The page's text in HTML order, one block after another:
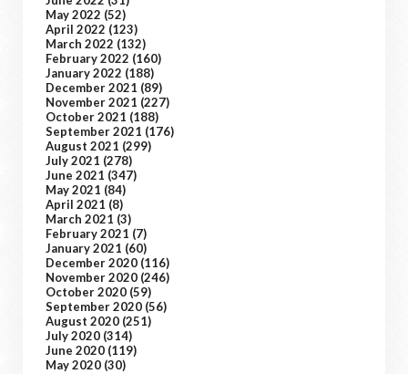
May 2022 (52)
April 2022 (123)
March 2022 (132)
February 2022 (160)
January 2022 (188)
December 2021 (89)
November 2021 (227)
October 2021 (188)
September 2021 (176)
August 2021 (299)
July 2021 (278)
June 2021 (347)
May 2021 (84)
April 2021 (8)
March 2021 (3)
February 2021 (7)
January 2021 (60)
December 2020 (116)
November 2020 (246)
October 2020 (59)
September 2020 (56)
August 2020 (251)
July 2020 (314)
June 2020 (119)
May 2020 (30)